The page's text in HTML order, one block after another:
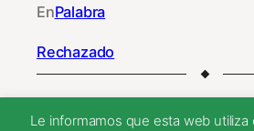
EnPalabra
Rechazado
Le informamos que esta web utiliza